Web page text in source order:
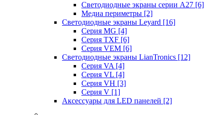
Светодиодные экраны серии А27 [6]
Медиа периметры [2]
Светодиодные экраны Leyard [16]
Серия MG [4]
Серия TXF [6]
Серия VEM [6]
Светодиодные экраны LianTronics [12]
Серия VA [4]
Серия VL [4]
Серия VH [3]
Серия V [1]
Аксессуары для LED панелей [2]